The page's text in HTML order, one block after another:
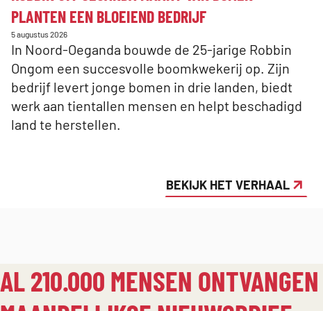
PLANTEN EEN BLOEIEND BEDRIJF
Gepubliceerd
op:
5 augustus 2026
In Noord-Oeganda bouwde de 25-jarige Robbin
Ongom een succesvolle boomkwekerij op. Zijn
bedrijf levert jonge bomen in drie landen, biedt
werk aan tientallen mensen en helpt beschadigd
land te herstellen.
BEKIJK HET VERHAAL
AL 210.000 MENSEN